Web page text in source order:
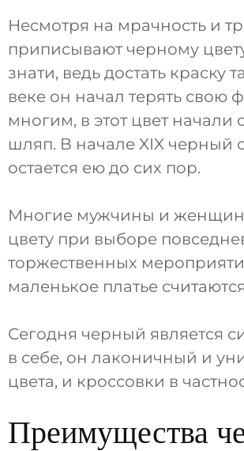
Несмотря на мрачность и
приписывают черному
знати, ведь достать краску
веке он начал терять свою
многим, в этот цвет
шляп. В начале XIX черный
остается ею до сих пор.
Многие мужчины и
цвету при выборе
торжественных
маленькое платье
Сегодня черный является
в себе, он лаконичный и
цвета, и кроссовки в
Преимущества